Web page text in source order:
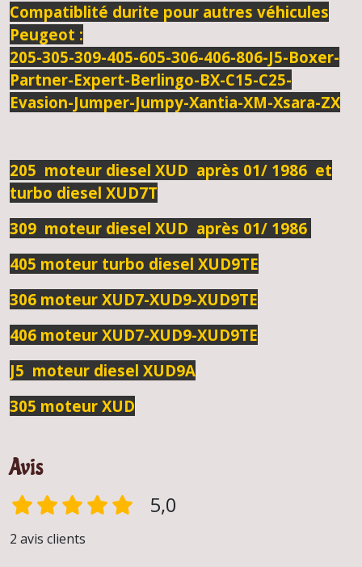
Compatiblité durite pour autres véhicules
Peugeot :
205-305-309-405-605-306-406-806-J5-Boxer-
Partner-Expert-Berlingo-BX-C15-C25-
Evasion-Jumper-Jumpy-Xantia-XM-Xsara-ZX
205 moteur diesel XUD après 01/ 1986 et
turbo diesel XUD7T
309 moteur diesel XUD après 01/ 1986
405 moteur turbo diesel XUD9TE
306 moteur XUD7-XUD9-XUD9TE
406 moteur XUD7-XUD9-XUD9TE
J5 moteur diesel XUD9A
305 moteur XUD
Avis
5,0
2 avis clients